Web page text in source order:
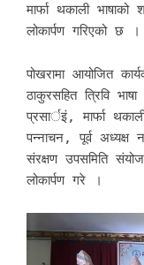
मार्फा थकाली
लोकार्पण गरिएको छ ।
पोखरामा आयोजित
ठाकुरसहित त्रिवि
प्रसार्इं, मार्फा
पन्नाचन, पूर्व अध्यक्ष
संरक्षण उपसमिति
लोकार्पण गरे ।